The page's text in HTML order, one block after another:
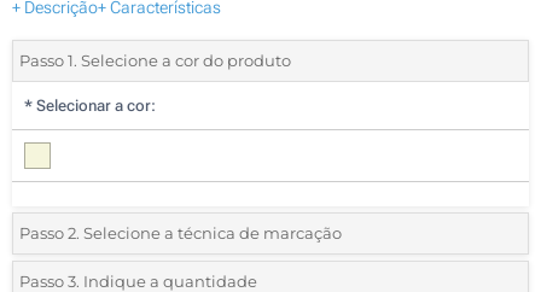
+ Descrição+ Características
Passo 1. Selecione a cor do produto
* Selecionar a cor:
Passo 2. Selecione a técnica de marcação
*Selecione o tipo de marcação e as cores do logotipo:
Passo 3. Indique a quantidade